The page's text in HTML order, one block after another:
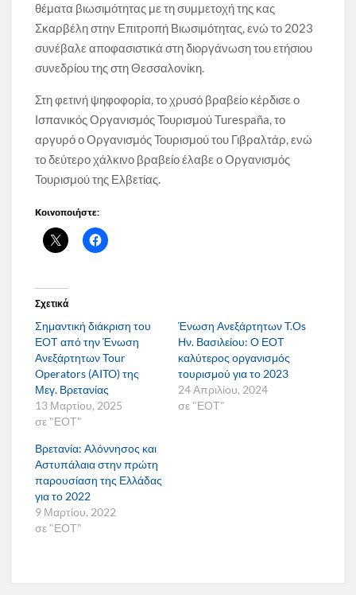
θέματα βιωσιμότητας με τη συμμετοχή της κας
Σκαρβέλη στην Επιτροπή Βιωσιμότητας, ενώ το 2023
συνέβαλε αποφασιστικά στη διοργάνωση του ετήσιου
συνεδρίου της στη Θεσσαλονίκη.
Στη φετινή ψηφοφορία, το χρυσό βραβείο κέρδισε ο
Ισπανικός Οργανισμός Τουρισμού Turespaña, το
αργυρό ο Οργανισμός Τουρισμού του Γιβραλτάρ, ενώ
το δεύτερο χάλκινο βραβείο έλαβε ο Οργανισμός
Τουρισμού της Ελβετίας.
Κοινοποιήστε:
Σχετικά
Σημαντική διάκριση του
ΕΟΤ από την Ένωση
Ανεξάρτητων Tour
Operators (AITO) της
Μεγ. Βρετανίας
13 Μαρτίου, 2025
σε "ΕΟΤ"
Ένωση Ανεξάρτητων T.Οs
Ην. Βασιλείου: Ο ΕΟΤ
καλύτερος οργανισμός
τουρισμού για το 2023
24 Απριλίου, 2024
σε "ΕΟΤ"
Βρετανία: Αλόννησος και
Αστυπάλαια στην πρώτη
παρουσίαση της Ελλάδας
για το 2022
9 Μαρτίου, 2022
σε "ΕΟΤ"